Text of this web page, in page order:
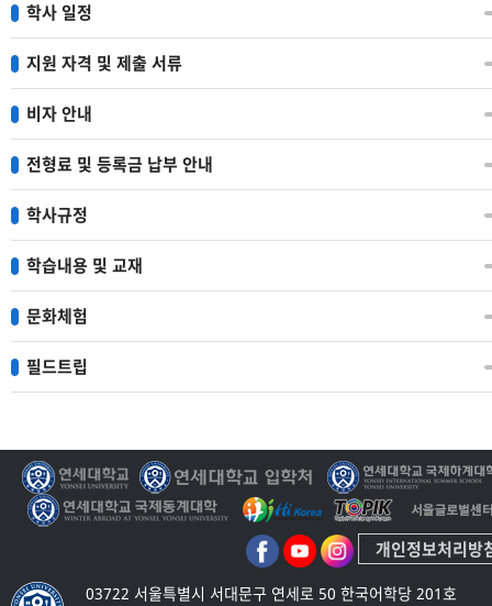
학사 일정
지원 자격 및 제출 서류
비자 안내
전형료 및 등록금 납부 안내
학사규정
학습내용 및 교재
문화체험
필드트립
03722 서울특별시 서대문구 연세로 50 한국어학당 201호
개인정보처리방